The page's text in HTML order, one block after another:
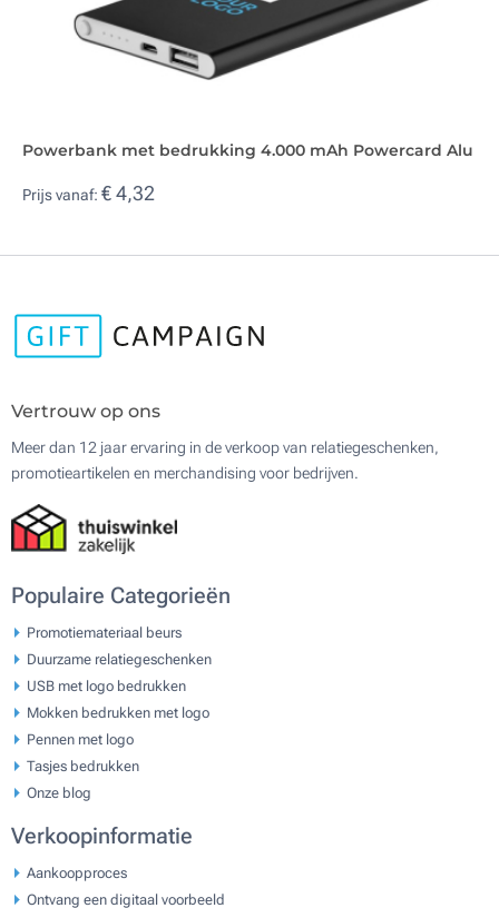
Powerbank met bedrukking 4.000 mAh Powercard Alu
Prijs vanaf: € 4,32
Vertrouw op ons
Meer dan 12 jaar ervaring in de verkoop van relatiegeschenken,
promotieartikelen en merchandising voor bedrijven.
Populaire Categorieën
Promotiemateriaal beurs
Duurzame relatiegeschenken
USB met logo bedrukken
Mokken bedrukken met logo
Pennen met logo
Tasjes bedrukken
Onze blog
Verkoopinformatie
Aankoopproces
Ontvang een digitaal voorbeeld